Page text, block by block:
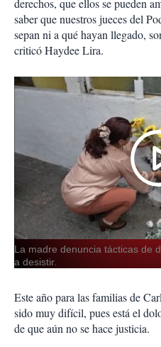
derechos, que ellos se pueden
saber que nuestros jueces del
sepan ni a qué hayan llegado,
criticó Haydee Lira.
La madre denuncia tácticas de
a desistir.
Este año para las familias de
sido muy difícil, pues está el
de que aún no se hace justicia.